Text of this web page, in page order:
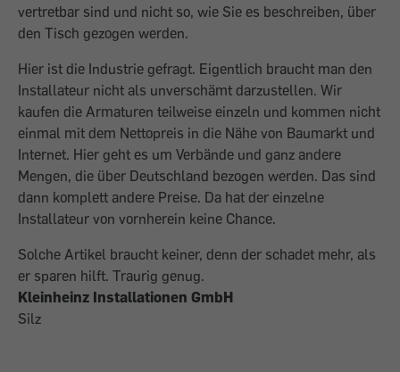
vertretbar sind und nicht so, wie Sie es beschreiben, über
den Tisch gezogen werden.
Hier ist die Industrie gefragt. Eigentlich braucht man den
Installateur nicht als unverschämt darzustellen. Wir
kaufen die Armaturen teilweise einzeln und kommen nicht
einmal mit dem Nettopreis in die Nähe von Baumarkt und
Internet. Hier geht es um Verbände und ganz andere
Mengen, die über Deutschland bezogen werden. Das sind
dann komplett andere Preise. Da hat der einzelne
Installateur von vornherein keine Chance.
Solche Artikel braucht keiner, denn der schadet mehr, als
er sparen hilft. Traurig genug.
Kleinheinz Installationen GmbH
Silz